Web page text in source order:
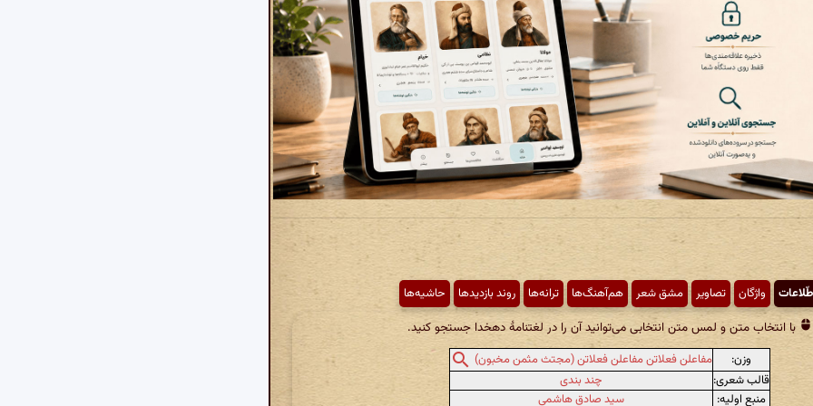
واژگان تصاویر مشق شعر هم‌آهنگ‌ها ترانه‌ها روند بازدیدها حاشیه‌ها
با انتخاب متن و لمس متن انتخابی می‌توانید آن را در لغتنامهٔ دهخدا جستجو کنید.
وزن:
مفاعلن فعلاتن مفاعلن فعلاتن (مجتث مثمن مخبون)
قالب شعری:
چند بندی
منبع اولیه:
سید صادق هاشمی